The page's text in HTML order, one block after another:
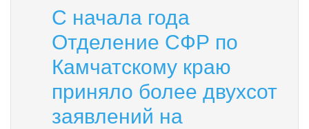
пенсионеры
и
люди
инвалидностью
Камчатском
крае
могут
С начала года
Отделение СФР по
Камчатскому краю
приняло более двухсот
заявлений на